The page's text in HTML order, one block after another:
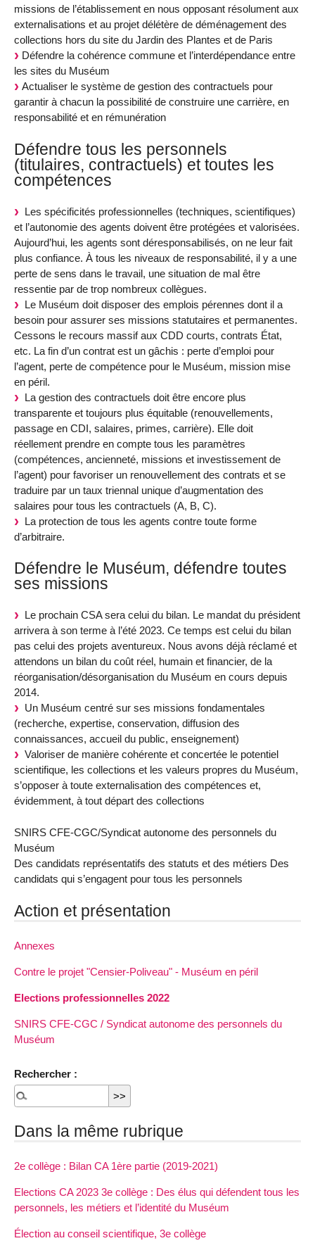
missions de l’établissement en nous opposant résolument aux
externalisations et au projet délétère de déménagement des
collections hors du site du Jardin des Plantes et de Paris
Défendre la cohérence commune et l’interdépendance entre
les sites du Muséum
Actualiser le système de gestion des contractuels pour
garantir à chacun la possibilité de construire une carrière, en
responsabilité et en rémunération
Défendre tous les personnels
(titulaires, contractuels) et toutes les
compétences
Les spécificités professionnelles (techniques, scientifiques)
et l’autonomie des agents doivent être protégées et valorisées.
Aujourd’hui, les agents sont déresponsabilisés, on ne leur fait
plus confiance. À tous les niveaux de responsabilité, il y a une
perte de sens dans le travail, une situation de mal être
ressentie par de trop nombreux collègues.
Le Muséum doit disposer des emplois pérennes dont il a
besoin pour assurer ses missions statutaires et permanentes.
Cessons le recours massif aux CDD courts, contrats État,
etc. La fin d’un contrat est un gâchis : perte d’emploi pour
l’agent, perte de compétence pour le Muséum, mission mise
en péril.
La gestion des contractuels doit être encore plus
transparente et toujours plus équitable (renouvellements,
passage en CDI, salaires, primes, carrière). Elle doit
réellement prendre en compte tous les paramètres
(compétences, ancienneté, missions et investissement de
l’agent) pour favoriser un renouvellement des contrats et se
traduire par un taux triennal unique d’augmentation des
salaires pour tous les contractuels (A, B, C).
La protection de tous les agents contre toute forme
d’arbitraire.
Défendre le Muséum, défendre toutes
ses missions
Le prochain CSA sera celui du bilan. Le mandat du président
arrivera à son terme à l’été 2023. Ce temps est celui du bilan
pas celui des projets aventureux. Nous avons déjà réclamé et
attendons un bilan du coût réel, humain et financier, de la
réorganisation/désorganisation du Muséum en cours depuis
2014.
Un Muséum centré sur ses missions fondamentales
(recherche, expertise, conservation, diffusion des
connaissances, accueil du public, enseignement)
Valoriser de manière cohérente et concertée le potentiel
scientifique, les collections et les valeurs propres du Muséum,
s’opposer à toute externalisation des compétences et,
évidemment, à tout départ des collections
SNIRS CFE-CGC/Syndicat autonome des personnels du
Muséum
Des candidats représentatifs des statuts et des métiers Des
candidats qui s’engagent pour tous les personnels
Action et présentation
Annexes
Contre le projet "Censier-Poliveau" - Muséum en péril
Elections professionnelles 2022
SNIRS CFE-CGC / Syndicat autonome des personnels du
Muséum
Rechercher :
Dans la même rubrique
2e collège : Bilan CA 1ère partie (2019-2021)
Elections CA 2023 3e collège : Des élus qui défendent tous les
personnels, les métiers et l’identité du Muséum
Élection au conseil scientifique, 3e collège